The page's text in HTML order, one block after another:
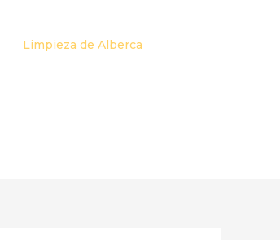
Limpieza de Alberca